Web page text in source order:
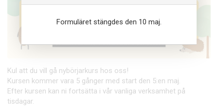
Formuläret stängdes den 10 maj.
Kul att du vill gå nybörjarkurs hos oss!
Kursen kommer vara 5 gånger med start den 5:en maj.
Efter kursen kan ni fortsätta i vår vanliga verksamhet på
tisdagar.